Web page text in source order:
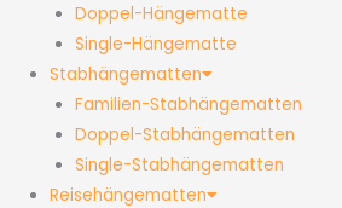
Doppel-Hängematte
Single-Hängematte
Stabhängematten
Familien-Stabhängematten
Doppel-Stabhängematten
Single-Stabhängematten
Reisehängematten